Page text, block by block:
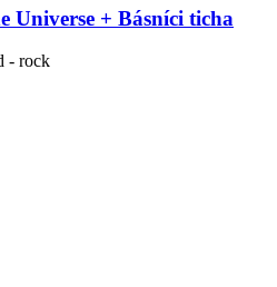
Universe + Básníci ticha
- rock